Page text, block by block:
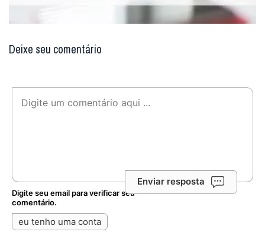
Deixe seu comentário
Enviar resposta
Digite seu email para verificar seu
comentário.
eu tenho uma conta